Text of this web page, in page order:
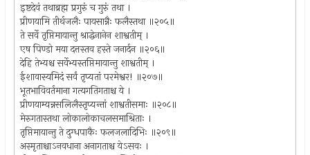
इष्टदेवं तथाब्रह्म प्रगुरुं च गुरुं तथा ।
प्रीणयामि तीर्थजलैः पायसान्नैः फलैस्तथा ॥२०५॥
ते सर्वे तृप्तिमायान्तु श्राद्धेनानेन शाश्वतीम् ।
एष पिण्डो मया दत्तस्तव हस्ते जनार्दन ॥२०६॥
देहि तेभ्यश्च सर्वेभ्यस्तप्तिमायान्तु शाश्वतीम् ।
ईशावास्यमिदं सर्वं तृप्यतां परमेश्वर! ॥२०७॥
भूतभाविवर्तमाना गत्यगतिगताश्च ये ।
प्रीणयाम्यन्नसलिलैस्तृप्यन्तां शाश्वतीसमाः ॥२०८॥
मेरुगतास्तथा लोकालोकाचलसमाश्रिताः ।
तृप्तिमायान्तु ते दुग्धपाकैः फलजलादिभिः ॥२०९॥
अस्मृताश्चाऽनवधाना अनागताश्च येऽसवः ।